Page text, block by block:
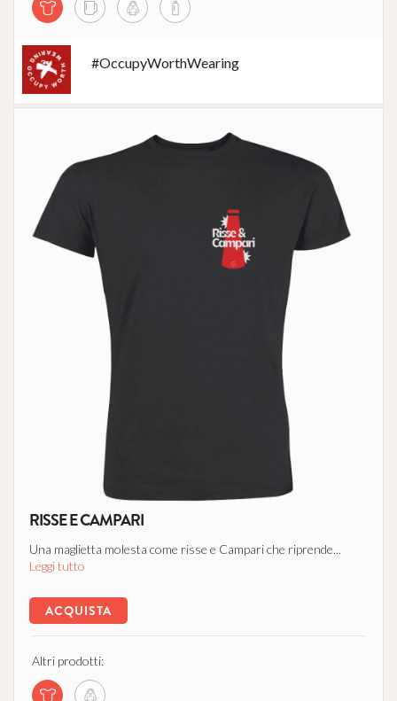
#OccupyWorthWearing
RISSE E CAMPARI
Una maglietta molesta come risse e Campari che riprende...
Leggi tutto
ACQUISTA
Altri prodotti: